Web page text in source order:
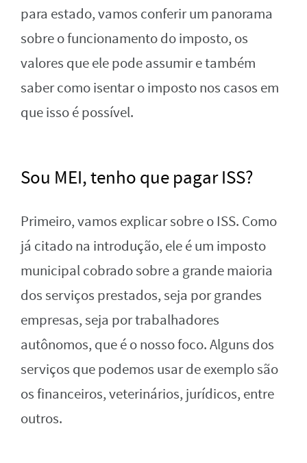
para estado, vamos conferir um panorama
sobre o funcionamento do imposto, os
valores que ele pode assumir e também
saber como isentar o imposto nos casos em
que isso é possível.
Sou MEI, tenho que pagar ISS?
Primeiro, vamos explicar sobre o ISS. Como
já citado na introdução, ele é um imposto
municipal cobrado sobre a grande maioria
dos serviços prestados, seja por grandes
empresas, seja por trabalhadores
autônomos, que é o nosso foco. Alguns dos
serviços que podemos usar de exemplo são
os financeiros, veterinários, jurídicos, entre
outros.